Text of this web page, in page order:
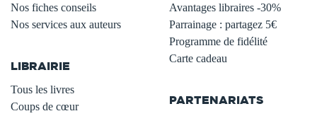
Nos fiches conseils
Nos services aux auteurs
LIBRAIRIE
Tous les livres
Coups de cœur
Avantages libraires -30%
Parrainage : partagez 5€
Programme de fidélité
Carte cadeau
PARTENARIATS